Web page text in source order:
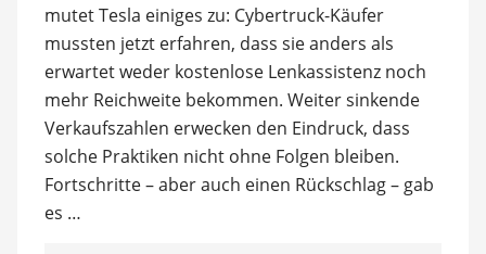
mutet Tesla einiges zu: Cybertruck-Käufer
mussten jetzt erfahren, dass sie anders als
erwartet weder kostenlose Lenkassistenz noch
mehr Reichweite bekommen. Weiter sinkende
Verkaufszahlen erwecken den Eindruck, dass
solche Praktiken nicht ohne Folgen bleiben.
Fortschritte – aber auch einen Rückschlag – gab
es …